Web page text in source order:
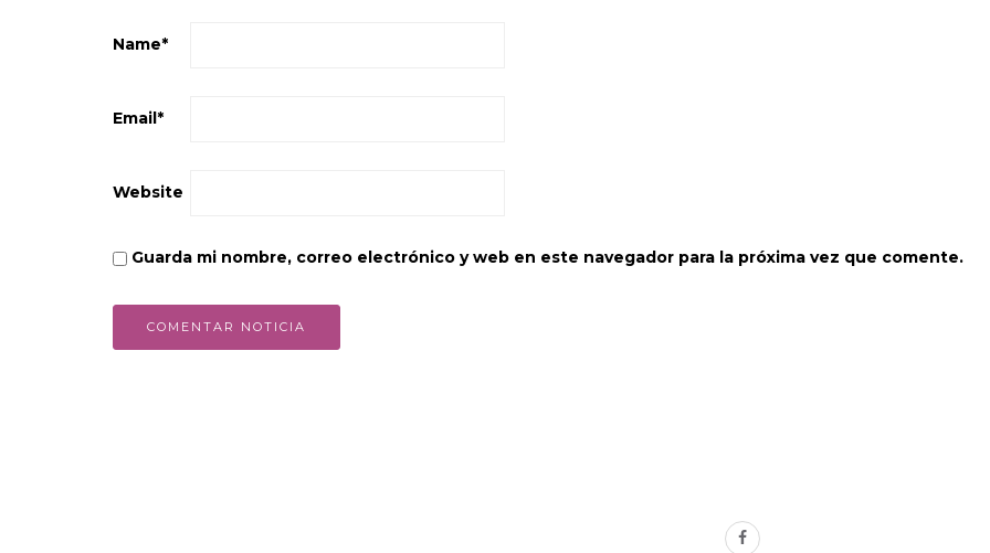
Name*
Email*
Website
Guarda mi nombre, correo electrónico y web en este navegador para la próxima vez que comente.